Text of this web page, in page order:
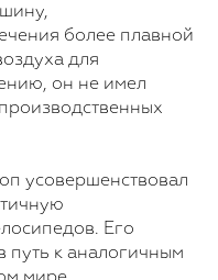
более плавной
для
он не имел
усовершенствовал
Его
путь к аналогичным